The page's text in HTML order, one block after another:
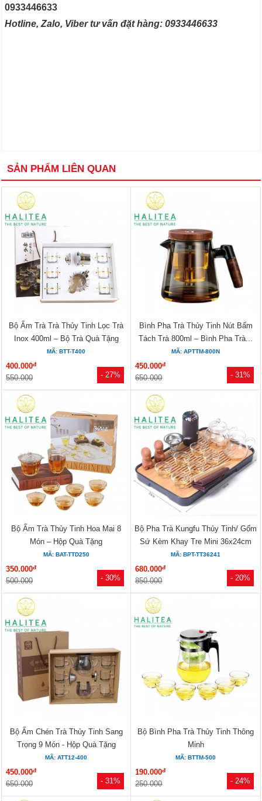
0933446633
Hotline, Zalo, Viber tư vấn đặt hàng: 0933446633
SẢN PHẨM LIÊN QUAN
- 27%
Bộ Ấm Trà Trà Thủy Tinh Lọc Trà
Inox 400ml – Bộ Trà Quà Tặng
MÃ: BTT-T400
400.000đ
550.000 - 31%
Bình Pha Trà Thủy Tinh Nút Bấm
Tách Trà 800ml – Bình Pha Trà...
MÃ: APTTM-800N
450.000đ
650.000
- 30%
Bộ Ấm Trà Thủy Tinh Hoa Mai 8
Món – Hộp Quà Tặng
MÃ: BAT-TTD250
350.000đ
500.000 - 20%
Bộ Pha Trà Kungfu Thủy Tinh/ Gốm
Sứ Kèm Khay Tre Mini 36x24cm
MÃ: BPT-TT36241
680.000đ
850.000
- 31%
Bộ Ấm Chén Trà Thủy Tinh Sang
Trọng 9 Món - Hộp Quà Tặng
MÃ: ATT12-400
450.000đ
650.000 - 24%
Bộ Bình Pha Trà Thủy Tinh Thông
Minh
MÃ: BTTM-500
190.000đ
250.000